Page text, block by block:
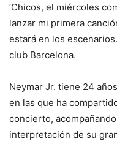
‘Chicos, el miércoles
lanzar mi primera
estará en los
club Barcelona.
Neymar Jr. tiene 24
en las que ha
concierto,
interpretación de su